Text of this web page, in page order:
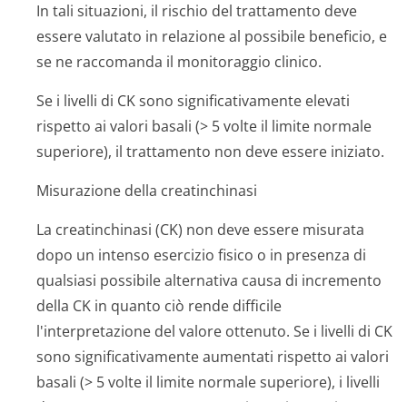
In tali situazioni, il rischio del trattamento deve
essere valutato in relazione al possibile beneficio, e
se ne raccomanda il monitoraggio clinico.
Se i livelli di CK sono significativamente elevati
rispetto ai valori basali (> 5 volte il limite normale
superiore), il trattamento non deve essere iniziato.
Misurazione della creatinchinasi
La creatinchinasi (CK) non deve essere misurata
dopo un intenso esercizio fisico o in presenza di
qualsiasi possibile alternativa causa di incremento
della CK in quanto ciò rende difficile
l'interpretazione del valore ottenuto. Se i livelli di CK
sono significativamente aumentati rispetto ai valori
basali (> 5 volte il limite normale superiore), i livelli